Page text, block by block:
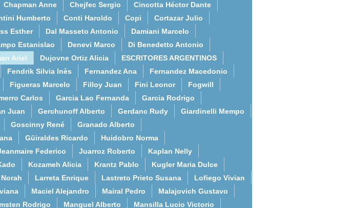
Chapman Anne Chejfec Sergio
Cincotta Héctor Dante
Humberto Conti Haroldo Copi
Cortazar Julio
Esther Dal Masseto Antonio
Damiani Marcelo
Estanislao Denevi Marco
Di Benedetto Antonio
Ariel Dujovne Ortiz Alicia
ESCRITORES ARGENTINOS
Fendrik Silvia Inès Fernandez Ana
Fernandez Macedonio
Figueras Marcelo Filloy Juan Fini Leonor
Fogwill
Carlos Garcia Lao Fernanda
Garcia Rodrigo
Juan Gerchunoff Alberto Gerdanc Rudy
Giardinelli Mempo
Goscinny René
Granado Alberto
Güiraldes Ricardo
Huidobro Norma
Federico Juarroz Roberto
Kaplan Nelly
Kozameh Alicia Krantz Pablo
Kugler Maria Dulce
Larreta Enrique Lastreto Prieto Susana
Lofiego Vivian
Maciel Alejandro Mairal Pedro
Malajovich Gustavo
Rodrigo Manguel Alberto
Mansilla Lucio Victorio